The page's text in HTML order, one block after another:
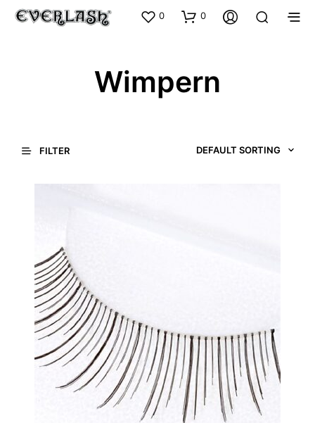
0 0
Wimpern
FILTER